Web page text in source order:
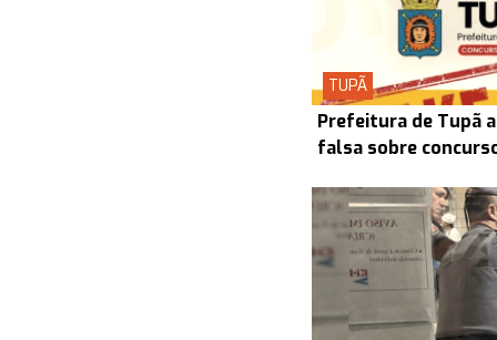
TUPÃ
Prefeitura de Tupã
falsa sobre